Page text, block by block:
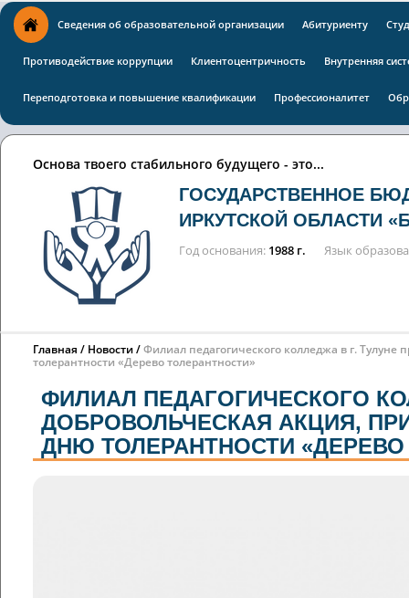
Сведения об образовательной организации Абитуриенту
Противодействие коррупции Клиентоцентричность Внутренняя
Переподготовка и повышение квалификации Профессионалитет
Основа твоего стабильного будущего - это...
ГОСУДАРСТВЕННОЕ
ИРКУТСКОЙ ОБЛАСТИ
Год основания 1988 г. Язык
Главная Новости
Филиал педагогического колледжа в г.
толерантности «Дерево толерантности»
ФИЛИАЛ ПЕДАГОГИЧЕСКОГО
ДОБРОВОЛЬЧЕСКАЯ АКЦИЯ,
ДНЮ ТОЛЕРАНТНОСТИ «ДЕРЕВО